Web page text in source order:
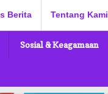
Berita Tentang Kami
Sosial & Keagamaan